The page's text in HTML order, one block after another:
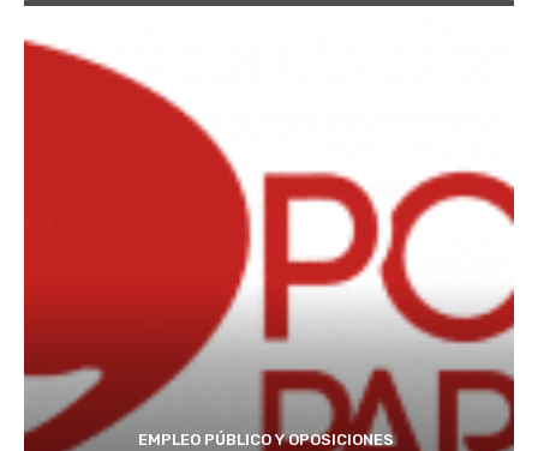
EMPLEO PÚBLICO Y OPOSICIONES